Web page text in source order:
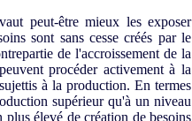
peut-être mieux les exposer
sont sans cesse créés par le
de l'accroissement de la
procéder activement à la
à la production. En termes
supérieur qu'à un niveau
élevé de création de besoins